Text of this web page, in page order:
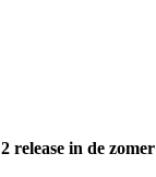
in de zomer